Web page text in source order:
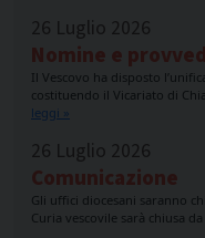
26 Luglio 2026
Nomine e
Il Vescovo ha disposto
costituendo il Vicariato di
leggi »
26 Luglio 2026
Comunicazione
Gli uffici diocesani saranno
Curia vescovile sarà chiusa